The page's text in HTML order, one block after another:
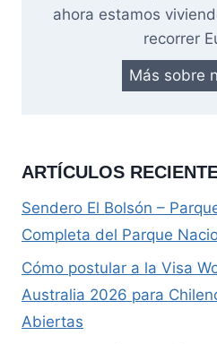
ahora estamos
recorrer
Más sobre
ARTÍCULOS
Sendero El Bolsón –
Completa del Parque
Cómo postular a la Visa
Australia 2026 para
Abiertas